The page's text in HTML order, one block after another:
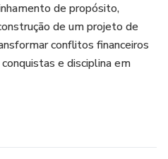
de propósito,
de um projeto de
conflitos financeiros
e disciplina em